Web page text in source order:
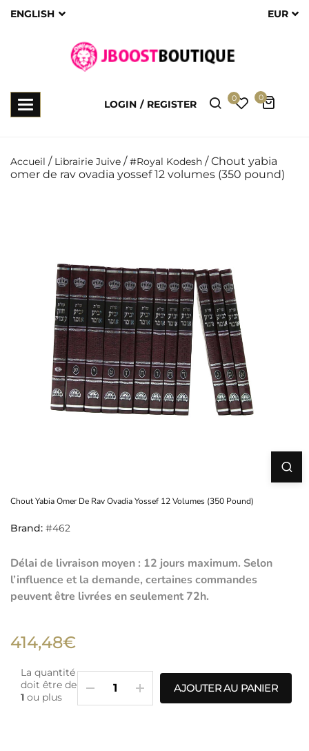
ENGLISH EUR
Toggle
navigation
LOGIN REGISTER 0 0
Accueil / Librairie Juive /#Royal Kodesh / Chout yabia
omer de rav ovadia yossef 12 volumes (350 pound)
Chout Yabia Omer De Rav Ovadia Yossef 12 Volumes (350 Pound)
Brand: #462
Délai de livraison moyen : 12 jours maximum. Selon
l’influence et la demande, certaines commandes
peuvent être livrées en seulement 72h.
414,48€
La quantité
doit être de
1 ou plus
AJOUTER AU PANIER